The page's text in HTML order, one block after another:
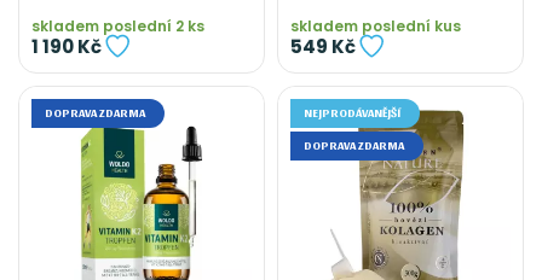
skladem poslední 2 ks
1 190 Kč
skladem poslední kus
549 Kč
DOPRAVA ZDARMA NEJPRODÁVANĚJŠÍ
DOPRAVA ZDARMA